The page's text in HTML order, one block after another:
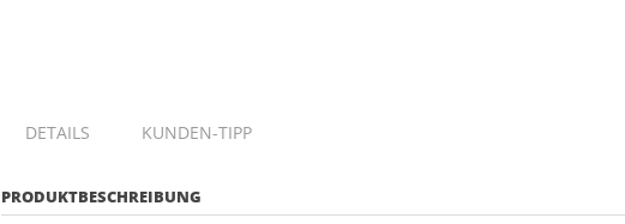
DETAILS KUNDEN-TIPP
PRODUKTBESCHREIBUNG